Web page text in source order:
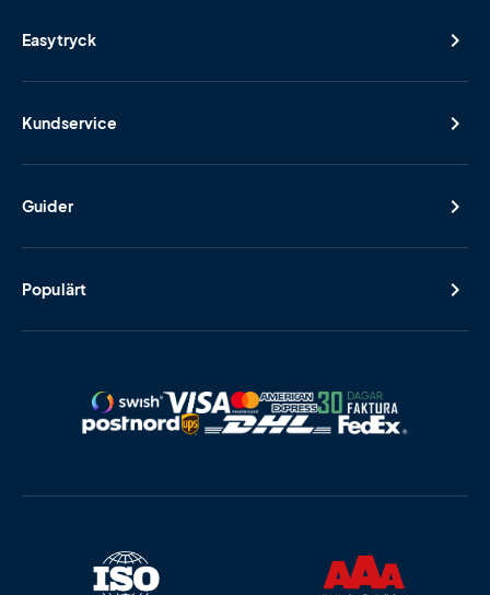
Easytryck
Kundservice
Guider
Populärt